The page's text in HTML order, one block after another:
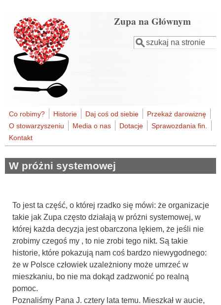
Zupa na Głównym
Formularz
Szukaj
Co robimy? Historie Daj coś od siebie
Przekaż darowiznę
O stowarzyszeniu
Media o nas Dotacje
Sprawozdania fin.
Kontakt
W próżni systemowej
To jest ta część, o której rzadko się mówi: że organizacje
takie jak Zupa często działają w próżni systemowej, w
której każda decyzja jest obarczona lękiem, że jeśli nie
zrobimy czegoś my , to nie zrobi tego nikt. Są takie
historie, które pokazują nam coś bardzo niewygodnego:
że w Polsce człowiek uzależniony może umrzeć w
mieszkaniu, bo nie ma dokąd zadzwonić po realną
pomoc.
Poznaliśmy Pana J. cztery lata temu. Mieszkał w aucie,